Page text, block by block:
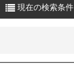
現在の検索条件